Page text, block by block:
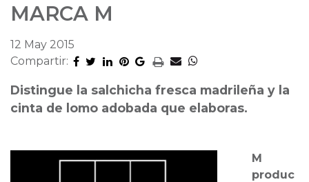
MARCA M
12 May 2015
Compartir:
Distingue la salchicha fresca madrileña y la
cinta de lomo adobada que elaboras.
M
produc